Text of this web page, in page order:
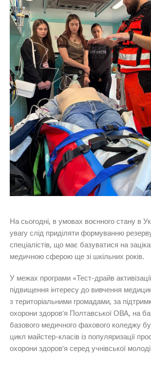
На сьогодні, в умовах воєнного стану в
увагу слід приділяти формуванню
спеціалістів, що має базуватися на
медичною сферою ще зі шкільних років.
У межах програми «Тест-драйв
підвищення інтересу до вивчення
з територіальними громадами, за
охорони здоров’я Полтавської ОВА, на
базового медичного фахового коледжу
цикл майстер-класів із популяризації
охорони здоров’я серед учнівської